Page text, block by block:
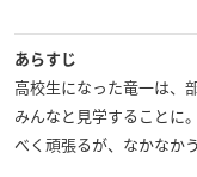
あらすじ
高校生になった竜一は、
みんなと見学することに
べく頑張るが、なかなか